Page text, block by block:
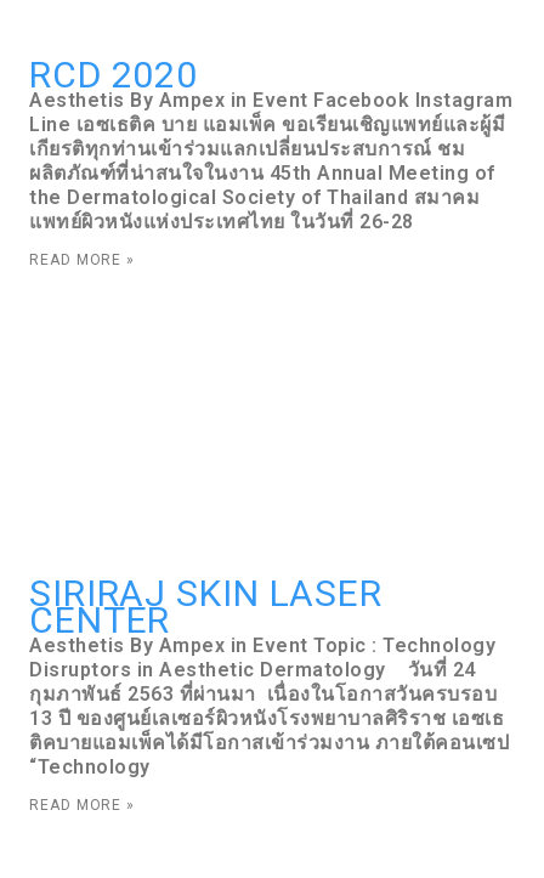
RCD 2020
Aesthetis By Ampex in Event Facebook Instagram
Line เอซเธติค บาย แอมเพ็ค ขอเรียนเชิญแพทย์และผู้มี
เกียรติทุกท่านเข้าร่วมแลกเปลี่ยนประสบการณ์ ชม
ผลิตภัณฑ์ที่น่าสนใจในงาน 45th Annual Meeting of
the Dermatological Society of Thailand สมาคม
แพทย์ผิวหนังแห่งประเทศไทย ในวันที่ 26-28
READ MORE »
SIRIRAJ SKIN LASER
CENTER
Aesthetis By Ampex in Event Topic : Technology
Disruptors in Aesthetic Dermatology วันที่ 24
กุมภาพันธ์ 2563 ที่ผ่านมา เนื่องในโอกาสวันครบรอบ
13 ปี ของศูนย์เลเซอร์ผิวหนังโรงพยาบาลศิริราช เอซเธ
ติคบายแอมเพ็คได้มีโอกาสเข้าร่วมงาน ภายใต้คอนเซป
“Technology
READ MORE »